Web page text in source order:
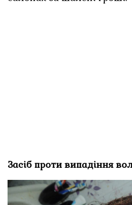
Засіб проти випадіння